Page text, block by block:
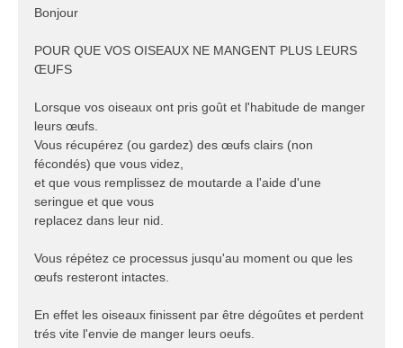
s
g
e
Bonjour
POUR QUE VOS OISEAUX NE MANGENT PLUS LEURS
ŒUFS
Lorsque vos oiseaux ont pris goût et l'habitude de manger
leurs œufs.
Vous récupérez (ou gardez) des œufs clairs (non
fécondés) que vous videz,
et que vous remplissez de moutarde a l'aide d'une
seringue et que vous
replacez dans leur nid.
Vous répétez ce processus jusqu'au moment ou que les
œufs resteront intactes.
En effet les oiseaux finissent par être dégoûtes et perdent
trés vite l'envie de manger leurs oeufs.